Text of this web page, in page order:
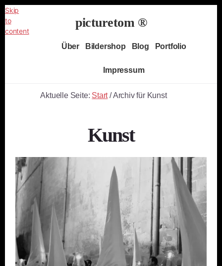
Skip
to
content
picturetom ®
Independent
Über Bildershop Blog Portfolio
Impressum
Aktuelle Seite: Start /Archiv für Kunst
Kunst